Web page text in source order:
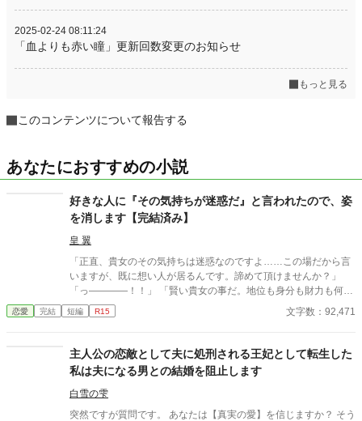
2025-02-24 08:11:24
「血よりも赤い瞳」更新回数変更のお知らせ
もっと見る
このコンテンツについて報告する
あなたにおすすめの小説
好きな人に『その気持ちが迷惑だ』と言われたので、姿
を消します【完結済み】
皇 翼
「正直、貴女のその気持ちは迷惑なのですよ……この場だから言
いますが、既に想い人が居るんです。諦めて頂けませんか？」
「っ――――！！」 「賢い貴女の事だ。地位も身分も財力も何も
かもが貴女にとっては高嶺の花だと元々分かっていたのでしょ
う？そんな感情を持っているだけ時間が無駄だと思いません
に想い人がいる。気持ちが迷惑。諦めろ。時間の無駄。彼は止ま
らず話し続ける。彼が口を開く度に、まるで弾丸のように心を抉
っていった。 ＊＊＊＊＊＊ ・執筆時間空けてしまった間に途中過
程が気に食わなくなったので、設定などを少し変えて改稿してい
ます。
恋愛 完結 短編 R15 文字数：92,471
主人公の恋敵として夫に処刑される王妃として転生した
私は夫になる男との結婚を阻止します
白雪の雫
突然ですが質問です。 あなたは【真実の愛】を信じますか？ そう